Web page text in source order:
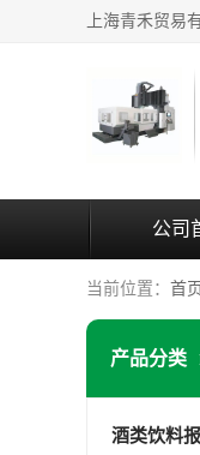
公司
当前位置： 首页
产品分类
酒类饮料